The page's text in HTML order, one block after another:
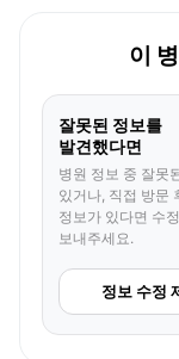
이
잘못된 정보를
발견했다면
병원 정보 중 잘못
있거나, 직접 방문
정보가 있다면 수
보내주세요.
정보 수정